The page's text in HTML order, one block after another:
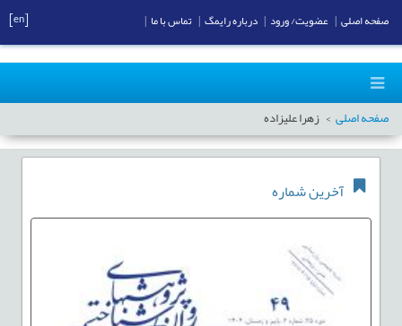
صفحه اصلی زهرا علیزاده
آخرین شماره
صفحه اصلی عضویت/ ورود درباره رایمگ تماس با ما